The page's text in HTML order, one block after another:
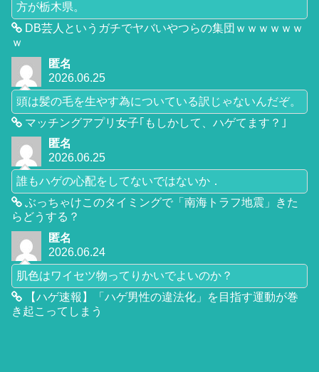
方が栃木県。
DB芸人というガチでヤバいやつらの集団ｗｗｗｗｗｗ
ｗ
匿名
2026.06.25
頭は髪の毛を生やす為についている訳じゃないんだぞ。
マッチングアプリ女子｢もしかして、ハゲてます？｣
匿名
2026.06.25
誰もハゲの心配をしてないではないか．
ぶっちゃけこのタイミングで「南海トラフ地震」きた
らどうする？
匿名
2026.06.24
肌色はワイセツ物ってりかいでよいのか？
【ハゲ速報】「ハゲ男性の違法化」を目指す運動が巻
き起こってしまう